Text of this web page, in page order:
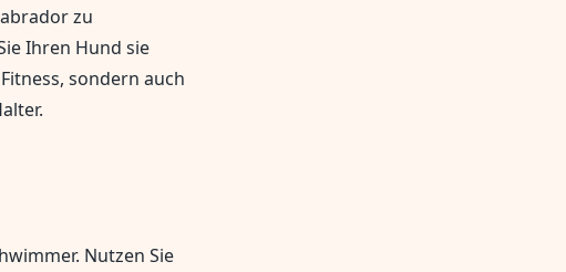
zu
Ihren Hund sie
sondern auch
Nutzen Sie